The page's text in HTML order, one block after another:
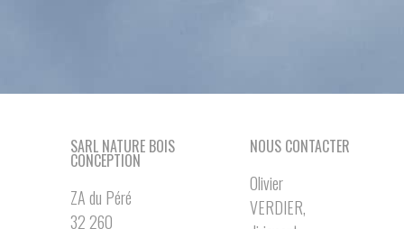
SARL NATURE BOIS
CONCEPTION
ZA du Péré
32 260
NOUS CONTACTER
Olivier
VERDIER,